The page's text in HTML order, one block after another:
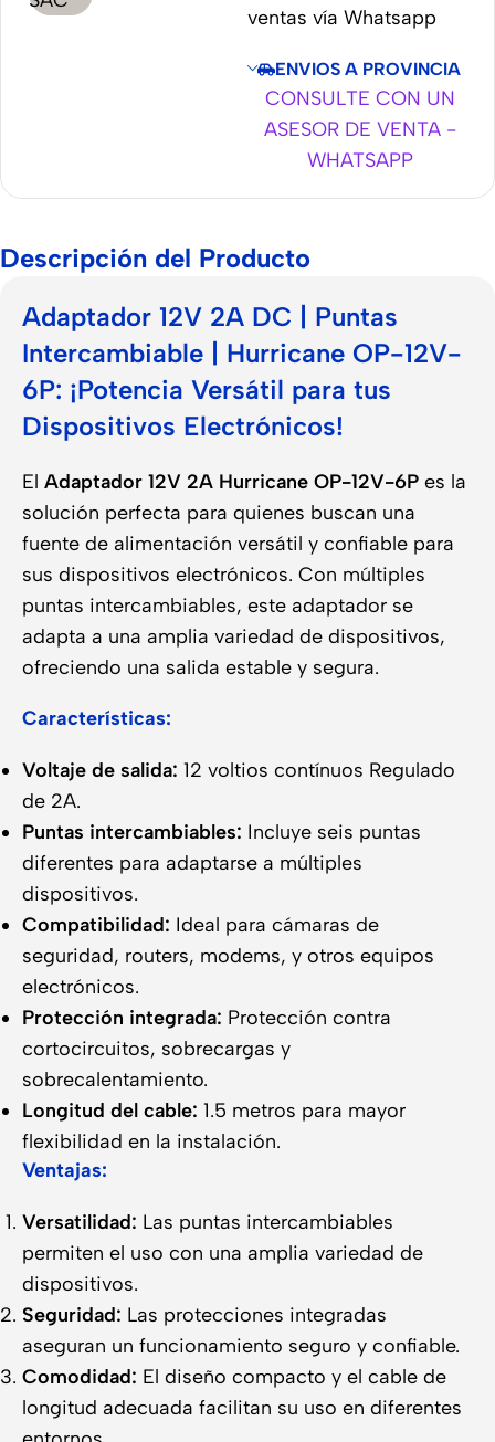
ventas vía Whatsapp
ENVIOS A PROVINCIA
CONSULTE CON UN
ASESOR DE VENTA -
WHATSAPP
Descripción del Producto
Adaptador 12V 2A DC | Puntas
Intercambiable | Hurricane OP-12V-
6P: ¡Potencia Versátil para tus
Dispositivos Electrónicos!
El Adaptador 12V 2A Hurricane OP-12V-6P es la
solución perfecta para quienes buscan una
fuente de alimentación versátil y confiable para
sus dispositivos electrónicos. Con múltiples
puntas intercambiables, este adaptador se
adapta a una amplia variedad de dispositivos,
ofreciendo una salida estable y segura.
Características:
Voltaje de salida: 12 voltios contínuos Regulado
de 2A.
Puntas intercambiables: Incluye seis puntas
diferentes para adaptarse a múltiples
dispositivos.
Compatibilidad: Ideal para cámaras de
seguridad, routers, modems, y otros equipos
electrónicos.
Protección integrada: Protección contra
cortocircuitos, sobrecargas y
sobrecalentamiento.
Longitud del cable: 1.5 metros para mayor
flexibilidad en la instalación.
Ventajas:
Versatilidad: Las puntas intercambiables
permiten el uso con una amplia variedad de
dispositivos.
Seguridad: Las protecciones integradas
aseguran un funcionamiento seguro y confiable.
Comodidad: El diseño compacto y el cable de
longitud adecuada facilitan su uso en diferentes